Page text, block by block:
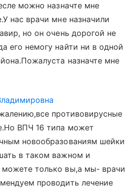
можно назначте мне
нас врачи мне назначили
но он очень дорогой не
его немогу найти ни в одной
назначте мне
противовирусные
ВПЧ 16 типа может
новообразованиям шейки
в таком важном и
только вы,а мы- врачи
проводить лечение